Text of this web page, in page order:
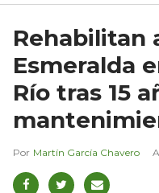
Rehabilitan
Esmeralda
Río tras 15
Martín García Chavero